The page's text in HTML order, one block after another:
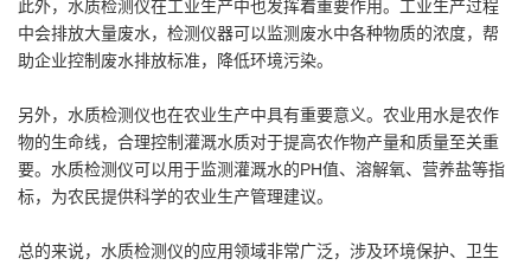
此外，水质检测仪在工业生产中也发挥着重要作用。工业生产过程
中会排放大量废水，检测仪器可以监测废水中各种物质的浓度，帮
助企业控制废水排放标准，降低环境污染。
另外，水质检测仪也在农业生产中具有重要意义。农业用水是农作
物的生命线，合理控制灌溉水质对于提高农作物产量和质量至关重
要。水质检测仪可以用于监测灌溉水的PH值、溶解氧、营养盐等指
标，为农民提供科学的农业生产管理建议。
总的来说，水质检测仪的应用领域非常广泛，涉及环境保护、卫生